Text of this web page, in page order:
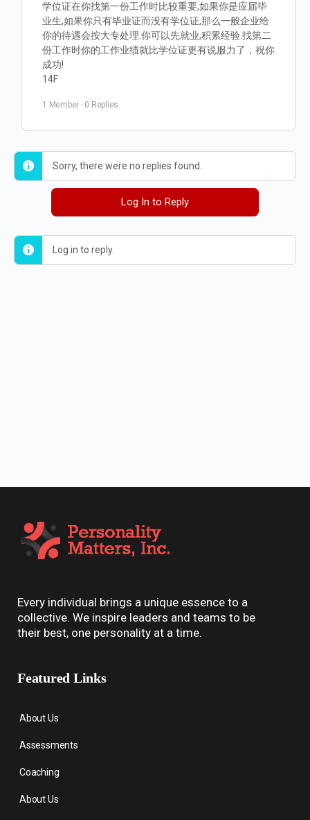
学位证在你找第一份工作时比较重要,如果你是应届毕
业生,如果你只有毕业证而没有学位证,那么一般企业给
你的待遇会按大专处理.你可以先就业,积累经验.找第二
份工作时你的工作业绩就比学位证更有说服力了，祝你
成功!
14F
1 Member · 0 Replies
Sorry, there were no replies found.
Log In to Reply
Log in to reply.
Every individual brings a unique essence to a
collective. We inspire leaders and teams to be
their best, one personality at a time.
Featured Links
About Us
Assessments
Coaching
About Us